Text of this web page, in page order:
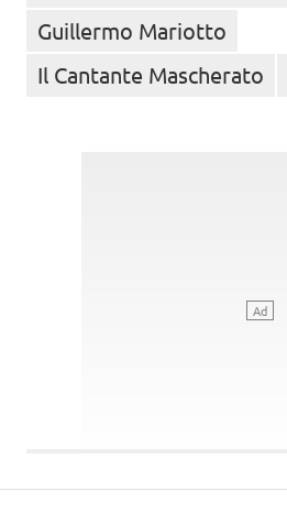
Guillermo Mariotto
Il Cantante Mascherato